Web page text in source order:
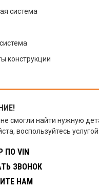
система
конструкции
смогли найти нужную
воспользуйтесь услугой:
ПО VIN
ЗВОНОК
НАМ